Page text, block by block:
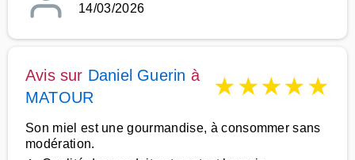
14/03/2026
Avis sur Daniel Guerin à
MATOUR
★★★★★
Son miel est une gourmandise, à consommer sans
modération.